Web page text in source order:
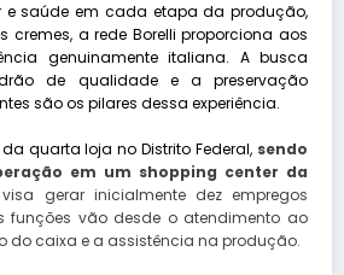
e saúde em cada etapa da produção,
cremes, a rede Borelli proporciona aos
genuinamente italiana. A busca
de qualidade e a preservação
são os pilares dessa experiência.
quarta loja no Distrito Federal, sendo
em um shopping center da
gerar inicialmente dez empregos
funções vão desde o atendimento ao
do caixa e a assistência na produção.